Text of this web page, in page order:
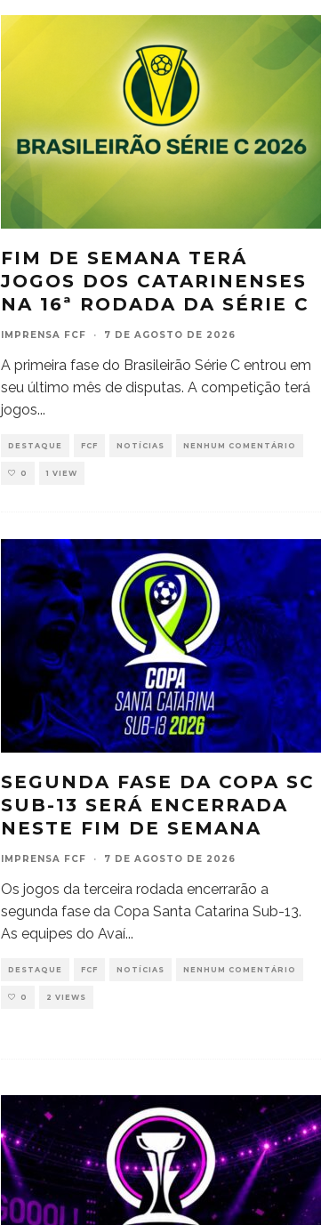
FIM DE SEMANA TERÁ
JOGOS DOS CATARINENSES
NA 16ª RODADA DA SÉRIE C
IMPRENSA FCF · 7 DE AGOSTO DE 2026
A primeira fase do Brasileirão Série C entrou em
seu último mês de disputas. A competição terá
jogos...
DESTAQUE FCF NOTÍCIAS NENHUM COMENTÁRIO
0 1 VIEW
SEGUNDA FASE DA COPA SC
SUB-13 SERÁ ENCERRADA
NESTE FIM DE SEMANA
IMPRENSA FCF · 7 DE AGOSTO DE 2026
Os jogos da terceira rodada encerrarão a
segunda fase da Copa Santa Catarina Sub-13.
As equipes do Avaí...
DESTAQUE FCF NOTÍCIAS NENHUM COMENTÁRIO
0 2 VIEWS